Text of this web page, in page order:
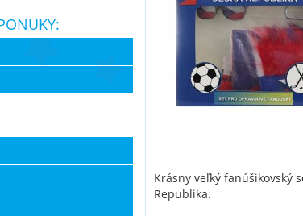
Krásny veľký fanúšikovský
Republika.